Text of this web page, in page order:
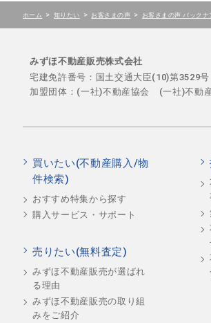
ホーム > 知りたい > お客さまの声 > お客さまの声 バックナ
みずほ不動産販売株式会社
宅建免許番号：国土交通大臣(10)第3529
加盟団体：(一社)不動産協会 (一社)不動
買いたい(不動産購入/物
件検索)
おすすめ特集から探す
購入サービス・サポート
売りたい(無料査定)
みずほ不動産販売が選ばれ
る理由
みずほ不動産販売の取り組
みをご紹介